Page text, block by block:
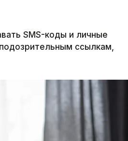
SMS-коды и личные
ссылкам,